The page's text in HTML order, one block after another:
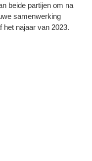
beide partijen om na
samenwerking
het najaar van 2023.